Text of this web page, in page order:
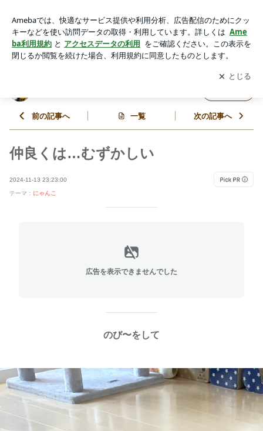
アプリをダウンロードして ブログの更新通知
を受け取りまし
ょう。
開く
前の記事へ 一覧 次の記事へ
仲良くは…むずかしい
2024-11-13 23:23:00
テーマ： にゃんこ
広告を表示できませんでした
のび〜をして